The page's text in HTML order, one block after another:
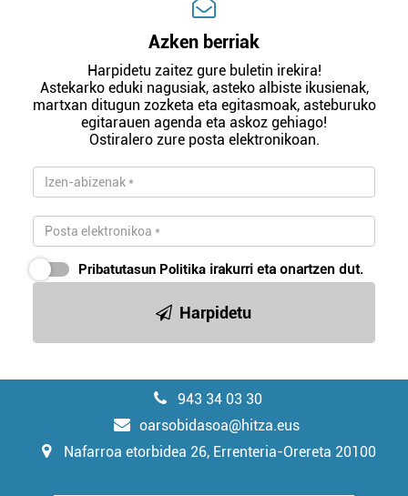
Azken berriak
Harpidetu zaitez gure buletin irekira!
Astekarko eduki nagusiak, asteko albiste ikusienak,
martxan ditugun zozketa eta egitasmoak, asteburuko
egitarauen agenda eta askoz gehiago!
Ostiralero zure posta elektronikoan.
Pribatutasun Politika irakurri eta onartzen dut.
Harpidetu
943 34 03 30
oarsobidasoa@hitza.eus
Nafarroa etorbidea 26, Errenteria-Orereta 20100